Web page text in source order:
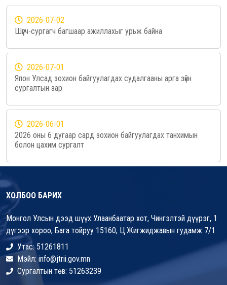
2026-07-02
Шүүгч-сургагч багшаар ажиллахыг урьж байна
2026-07-01
Япон Улсад зохион байгуулагдах судалгааны арга зүйн
сургалтын зар
2026-06-01
2026 оны 6 дугаар сард зохион байгуулагдах танхимын
болон цахим сургалт
ХОЛБОО БАРИХ
Монгол Улсын дээд шүүх Улаанбаатар хот, Чингэлтэй дүүрэг, 1
дүгээр хороо, Бага тойруу 15160, Ц.Жигжиджавын гудамж 7/1
Утас: 51261811
Мэйл: info@jtrii.gov.mn
Сургалтын төв: 51263239